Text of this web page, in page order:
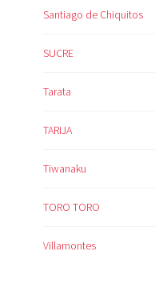
Santiago de Chiquitos
SUCRE
Tarata
TARIJA
Tiwanaku
TORO TORO
Villamontes